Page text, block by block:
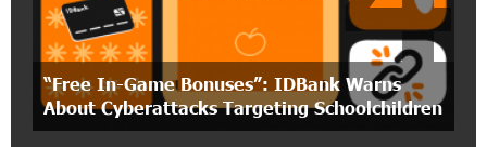
"Monaco glamour, Vegas energy, Macau prestige
- yet uniquely Armenian." Artak Tovmasyan on
how Seven Visions is redefining world-class hospitality
“Free In-Game Bonuses”: IDBank Warns
About Cyberattacks Targeting Schoolchildren